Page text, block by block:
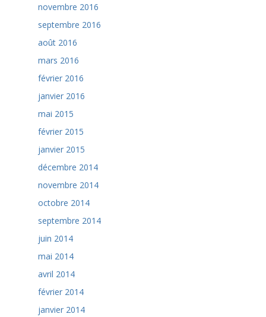
novembre 2016
septembre 2016
août 2016
mars 2016
février 2016
janvier 2016
mai 2015
février 2015
janvier 2015
décembre 2014
novembre 2014
octobre 2014
septembre 2014
juin 2014
mai 2014
avril 2014
février 2014
janvier 2014